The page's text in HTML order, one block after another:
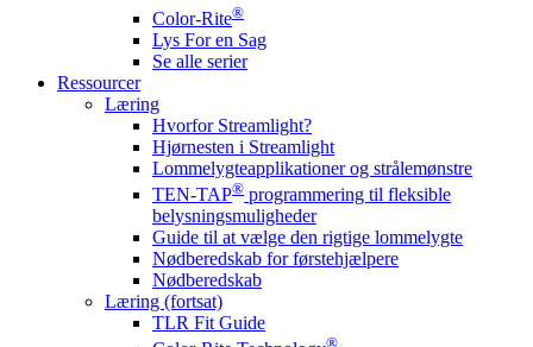
Color-Rite®
Lys For en Sag
Se alle serier
Ressourcer
Læring
Hvorfor Streamlight?
Hjørnesten i Streamlight
Lommelygteapplikationer og strålemønstre
TEN-TAP® programmering til fleksible
belysningsmuligheder
Guide til at vælge den rigtige lommelygte
Nødberedskab for førstehjælpere
Nødberedskab
Læring (fortsat)
TLR Fit Guide
®